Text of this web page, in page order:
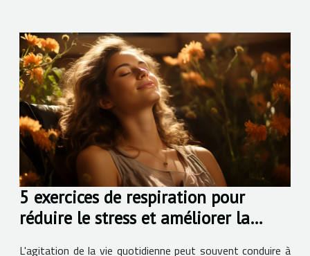
5 exercices de respiration pour
réduire le stress et améliorer la
L'agitation de la vie quotidienne peut souvent conduire à